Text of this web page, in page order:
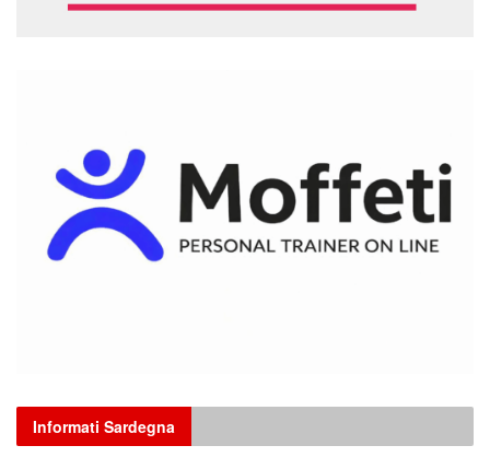
Informati Sardegna